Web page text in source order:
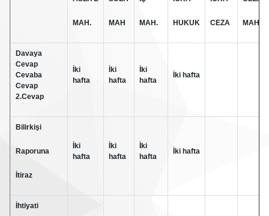
MAH. MAH MAH. HUKUK CEZA MAH.
Davaya
Cevap
Cevaba
Cevap
2.Cevap
İki
hafta
İki
hafta
İki
hafta
İki hafta
Bilirkişi
Raporuna
İtiraz
İki
hafta
İki
hafta
İki
hafta
İki hafta
İhtiyati